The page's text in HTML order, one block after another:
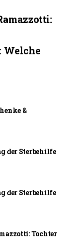
Welche
&
der Sterbehilfe
der Sterbehilfe
Tochter